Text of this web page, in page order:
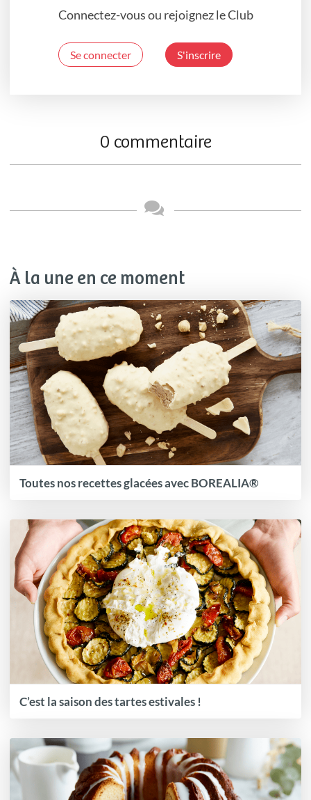
Connectez-vous ou rejoignez le Club
Se connecter S'inscrire
0 commentaire
À la une en ce moment
Toutes nos recettes glacées avec BOREALIA®
C’est la saison des tartes estivales !